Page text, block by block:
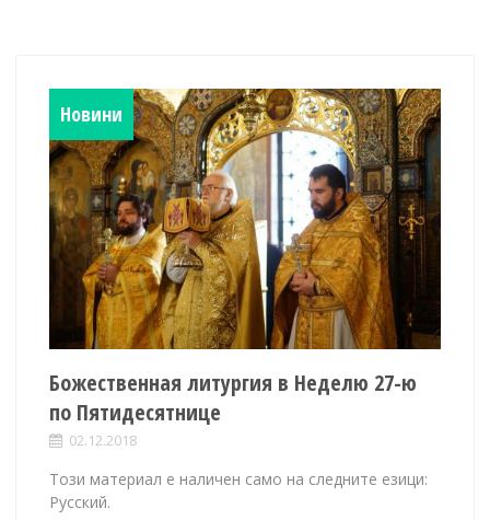
Новини
Божественная литургия в Неделю 27-ю
по Пятидесятнице
02.12.2018
Този материал е наличен само на следните езици:
Русский.